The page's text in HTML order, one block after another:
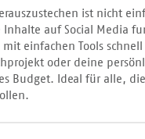
ist nicht
Inhalte auf Social Media
einfachen Tools
oder deine
Budget. Ideal für alle,